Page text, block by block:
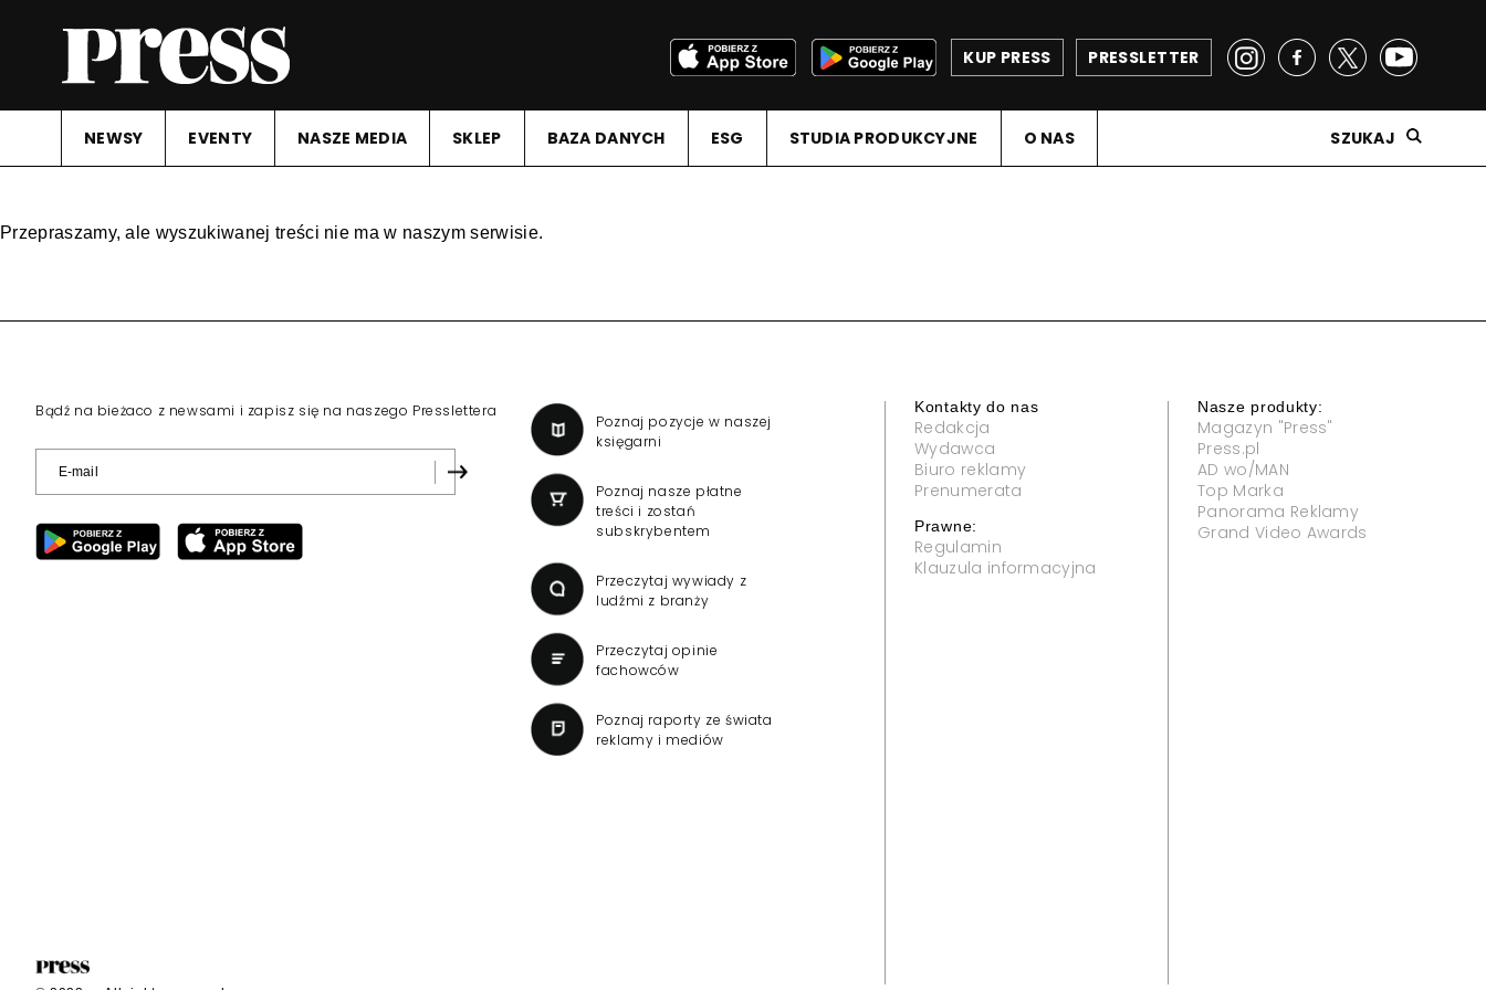
PRESSLETTER
KUP PRESS
NEWSY EVENTY NASZE MEDIA SKLEP BAZA DANYCH ESG STUDIA PRODUKCYJNE O NAS SZUKAJ
Przepraszamy, ale wyszukiwanej treści nie ma w naszym serwisie.
Bądź na bieżaco z newsami i zapisz się na naszego Presslettera
Poznaj pozycje w naszej
księgarni
Poznaj nasze płatne
treści i zostań
subskrybentem
Przeczytaj wywiady z
ludźmi z branży
Przeczytaj opinie
fachowców
Poznaj raporty ze świata
reklamy i mediów
Kontakty do nas
Redakcja
Wydawca
Biuro reklamy
Prenumerata
Prawne:
Regulamin
Klauzula informacyjna
Nasze produkty:
Magazyn "Press"
Press.pl
AD wo/MAN
Top Marka
Panorama Reklamy
Grand Video Awards